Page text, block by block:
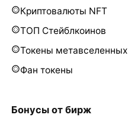
Криптовалюты NFT
ТОП Стейблкоинов
Токены метавселенных
Фан токены
Бонусы от бирж